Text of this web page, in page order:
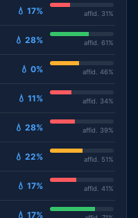
💧 17% affid. 31%
💧 28% affid. 61%
💧 0% affid. 46%
💧 11% affid. 34%
💧 28% affid. 39%
💧 22% affid. 51%
💧 17% affid. 41%
💧 17%